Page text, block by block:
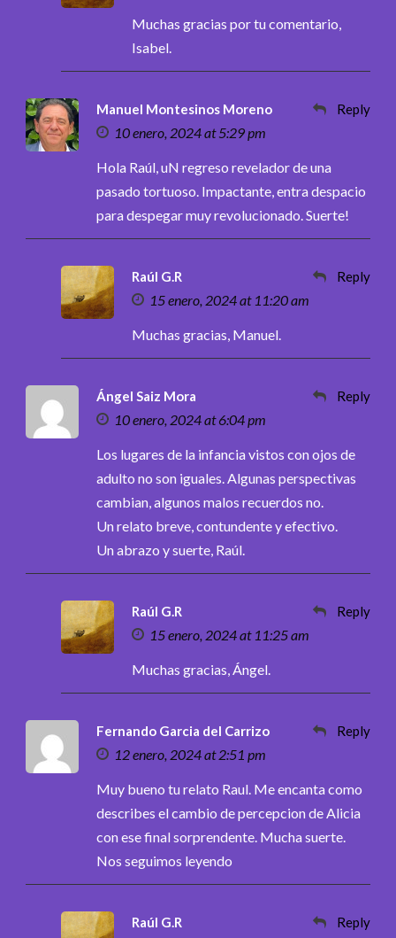
Muchas gracias por tu comentario,
Isabel.
Manuel Montesinos Moreno
10 enero, 2024 at 5:29 pm
Reply
Hola Raúl, uN regreso revelador de una
pasado tortuoso. Impactante, entra despacio
para despegar muy revolucionado. Suerte!
Raúl G.R
15 enero, 2024 at 11:20 am
Reply
Muchas gracias, Manuel.
Ángel Saiz Mora
10 enero, 2024 at 6:04 pm
Reply
Los lugares de la infancia vistos con ojos de
adulto no son iguales. Algunas perspectivas
cambian, algunos malos recuerdos no.
Un relato breve, contundente y efectivo.
Un abrazo y suerte, Raúl.
Raúl G.R
15 enero, 2024 at 11:25 am
Reply
Muchas gracias, Ángel.
Fernando Garcia del Carrizo
12 enero, 2024 at 2:51 pm
Reply
Muy bueno tu relato Raul. Me encanta como
describes el cambio de percepcion de Alicia
con ese final sorprendente. Mucha suerte.
Nos seguimos leyendo
Raúl G.R Reply